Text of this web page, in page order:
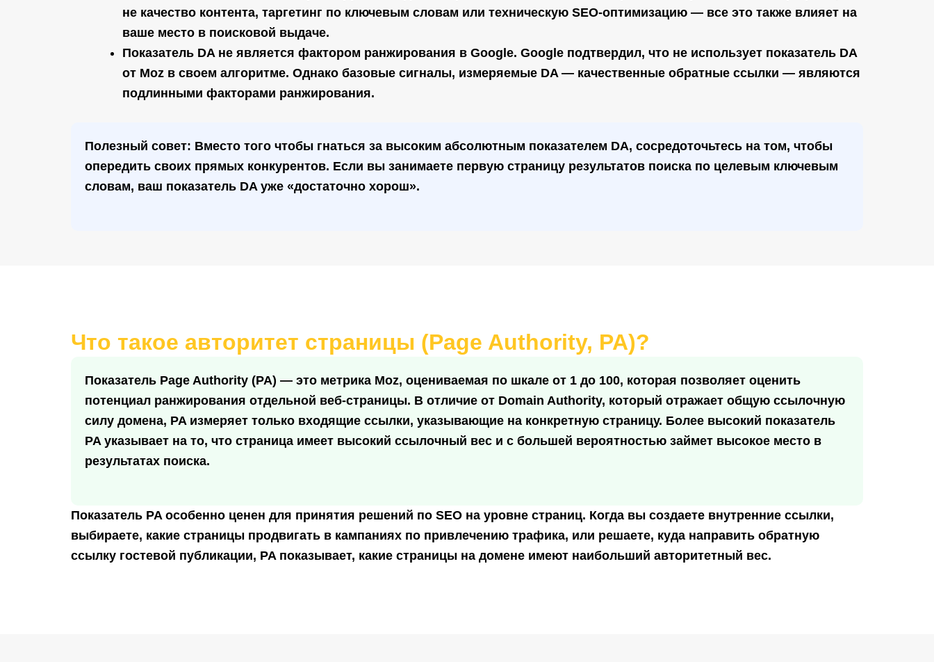
не качество контента, таргетинг по ключевым словам или техническую SEO-оптимизацию — все это также влияет на
ваше место в поисковой выдаче.
Показатель DA не является фактором ранжирования в Google. Google подтвердил, что не использует показатель DA
от Moz в своем алгоритме. Однако базовые сигналы, измеряемые DA — качественные обратные ссылки — являются
подлинными факторами ранжирования.
Полезный совет: Вместо того чтобы гнаться за высоким абсолютным показателем DA, сосредоточьтесь на том, чтобы
опередить своих прямых конкурентов. Если вы занимаете первую страницу результатов поиска по целевым ключевым
словам, ваш показатель DA уже «достаточно хорош».
Что такое авторитет страницы (Page Authority, PA)?
Показатель Page Authority (PA) — это метрика Moz, оцениваемая по шкале от 1 до 100, которая позволяет оценить
потенциал ранжирования отдельной веб-страницы. В отличие от Domain Authority, который отражает общую ссылочную
силу домена, PA измеряет только входящие ссылки, указывающие на конкретную страницу. Более высокий показатель
PA указывает на то, что страница имеет высокий ссылочный вес и с большей вероятностью займет высокое место в
результатах поиска.
Показатель PA особенно ценен для принятия решений по SEO на уровне страниц. Когда вы создаете внутренние ссылки,
выбираете, какие страницы продвигать в кампаниях по привлечению трафика, или решаете, куда направить обратную
ссылку гостевой публикации, PA показывает, какие страницы на домене имеют наибольший авторитетный вес.